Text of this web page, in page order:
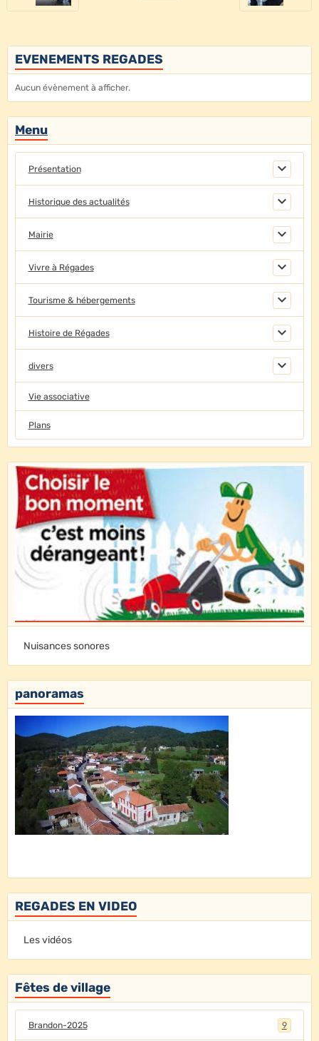
EVENEMENTS REGADES
Aucun évènement à afficher.
Menu
Présentation
Historique des actualités
Mairie
Vivre à Régades
Tourisme & hébergements
Histoire de Régades
divers
Vie associative
Plans
Nuisances sonores
panoramas
REGADES EN VIDEO
Les vidéos
Fêtes de village
Brandon-2025 9